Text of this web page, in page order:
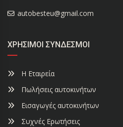
autobesteu@gmail.com
ΧΡΉΣΙΜΟΙ ΣΎΝΔΕΣΜΟΙ
Η Εταιρεία
Πωλήσεις αυτοκινήτων
Εισαγωγές αυτοκινήτων
Συχνές Ερωτήσεις